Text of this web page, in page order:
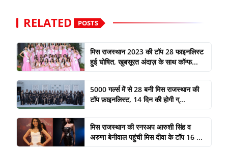
RELATED POSTS
मिस राजस्थान 2023 की टॉप 28 फाइनलिस्ट
हुई घोषित, खुबसूरत अंदाज़ के साथ कॉन्फ...
5000 गर्ल्स में से 28 बनी मिस राजस्थान की
टॉप फ़ाइनलिस्ट, 14 दिन की होगी ग्...
मिस राजस्थान की रनरअप आरुशी सिंह व
अरुणा बेनीवाल पहुंची मिस दीवा के टॉप 16 ...